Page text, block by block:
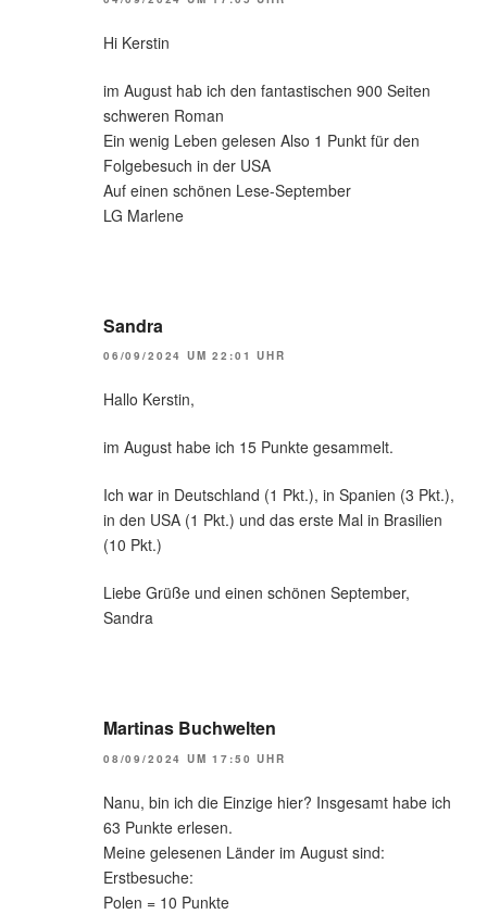
Hi Kerstin
im August hab ich den fantastischen 900 Seiten
schweren Roman
Ein wenig Leben gelesen Also 1 Punkt für den
Folgebesuch in der USA
Auf einen schönen Lese-September
LG Marlene
Sandra
06/09/2024 UM 22:01 UHR
Hallo Kerstin,
im August habe ich 15 Punkte gesammelt.
Ich war in Deutschland (1 Pkt.), in Spanien (3 Pkt.),
in den USA (1 Pkt.) und das erste Mal in Brasilien
(10 Pkt.)
Liebe Grüße und einen schönen September,
Sandra
Martinas Buchwelten
08/09/2024 UM 17:50 UHR
Nanu, bin ich die Einzige hier? Insgesamt habe ich
63 Punkte erlesen.
Meine gelesenen Länder im August sind:
Erstbesuche:
Polen = 10 Punkte